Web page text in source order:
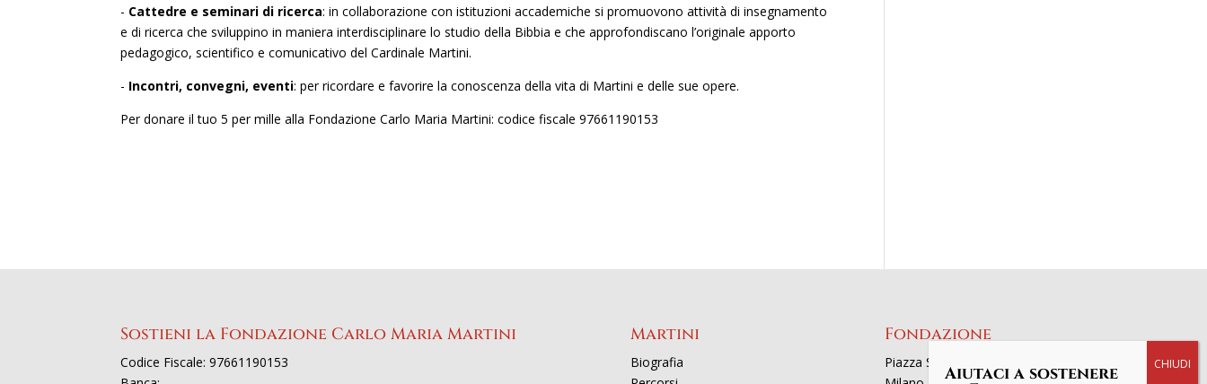
- Cattedre e seminari di ricerca: in collaborazione con istituzioni accademiche si promuovono attività di insegnamento
e di ricerca che sviluppino in maniera interdisciplinare lo studio della Bibbia e che approfondiscano l’originale apporto
pedagogico, scientifico e comunicativo del Cardinale Martini.
- Incontri, convegni, eventi: per ricordare e favorire la conoscenza della vita di Martini e delle sue opere.
Per donare il tuo 5 per mille alla Fondazione Carlo Maria Martini: codice fiscale 97661190153
Sostieni la Fondazione Carlo Maria Martini
Codice Fiscale: 97661190153
Martini
Biografia
Fondazione
Piazza San Fedele 4, 20121
Aiutaci a sostenere